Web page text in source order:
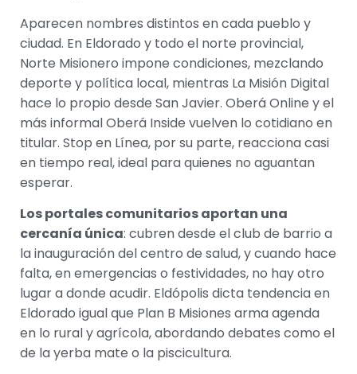
Aparecen nombres distintos en cada pueblo y
ciudad. En Eldorado y todo el norte provincial,
Norte Misionero impone condiciones, mezclando
deporte y política local, mientras La Misión Digital
hace lo propio desde San Javier. Oberá Online y el
más informal Oberá Inside vuelven lo cotidiano en
titular. Stop en Línea, por su parte, reacciona casi
en tiempo real, ideal para quienes no aguantan
esperar.
Los portales comunitarios aportan una
cercanía única: cubren desde el club de barrio a
la inauguración del centro de salud, y cuando hace
falta, en emergencias o festividades, no hay otro
lugar a donde acudir. Eldópolis dicta tendencia en
Eldorado igual que Plan B Misiones arma agenda
en lo rural y agrícola, abordando debates como el
de la yerba mate o la piscicultura.